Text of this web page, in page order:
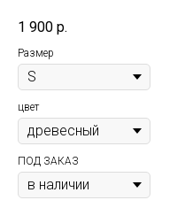
1 900 р.
Размер
цвет
ПОД ЗАКАЗ